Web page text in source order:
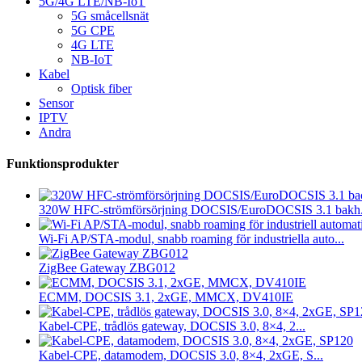
5G småcellsnät
5G CPE
4G LTE
NB-IoT
Kabel
Optisk fiber
Sensor
IPTV
Andra
Funktionsprodukter
320W HFC-strömförsörjning DOCSIS/EuroDOCSIS 3.1
Wi-Fi AP/STA-modul, snabb roaming för industriella auto...
ZigBee Gateway ZBG012
ECMM, DOCSIS 3.1, 2xGE, MMCX, DV410IE
Kabel-CPE, trådlös gateway, DOCSIS 3.0, 8×4, 2...
Kabel-CPE, datamodem, DOCSIS 3.0, 8×4, 2xGE, S...